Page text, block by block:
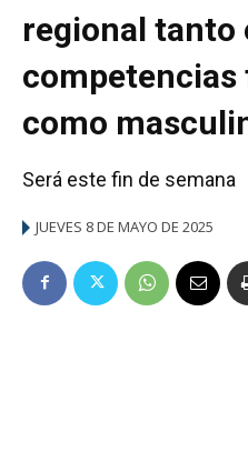
regional tanto
como
Será este fin de semana
JUEVES 8 DE MAYO DE 2025